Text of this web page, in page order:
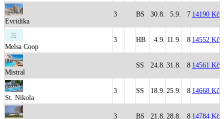
Evridika
3 BS 30.8. 5.9. 7 14190 Kč
Melsa Coop
3 HB 4.9. 11.9. 8 14552 Kč
Mistral
SS 24.8. 31.8. 8 14561 Kč
St. Nikola
3 SS 18.9. 25.9. 8 14668 Kč
3 BS 21.8. 28.8. 8 14784 Kč